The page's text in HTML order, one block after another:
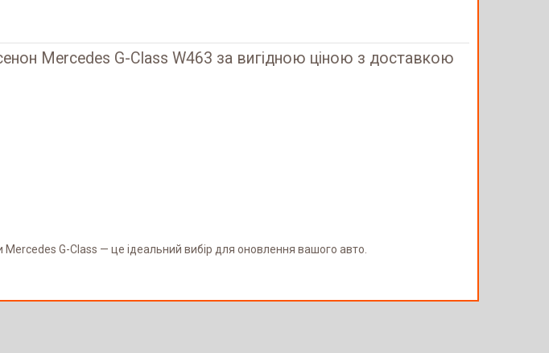
Mercedes G-Class W463 за вигідною ціною з доставкою
Mercedes G-Class — це ідеальний вибір для оновлення вашого авто.